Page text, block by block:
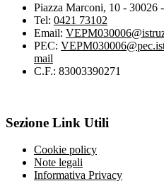
Piazza Marconi, 10 - 30026
Tel: 0421 73102
Email:
PEC:
mail
C.F.: 83003390271
Sezione Link Utili
Cookie policy
Note legali
Informativa Privacy